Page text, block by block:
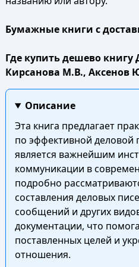
Бумажные книги с
Где купить дешево книгу
Кирсанова М.В., Аксенов
Описание
Эта книга предлагает
по эффективной деловой
является важнейшим
коммуникации в
подробно
составления деловых
сообщений и других
документации, что
поставленных целей и
отношения.